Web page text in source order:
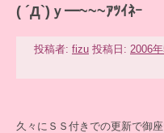
( ´Д`)ｙ━~~~ｱﾂｲﾈｰ
投稿者: fizu 投稿日: 2006
久々にＳＳ付きでの更新で御